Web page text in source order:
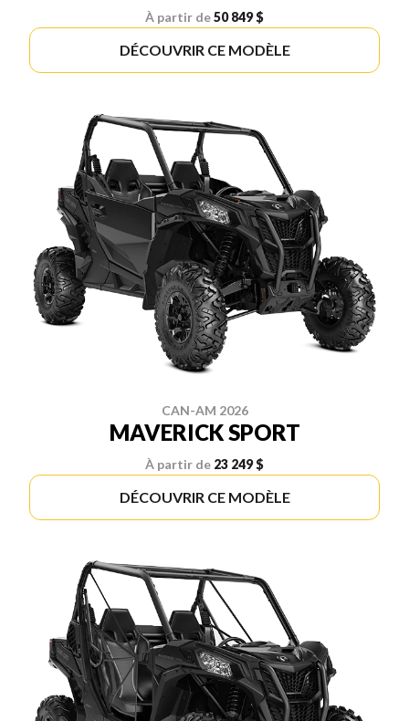
À partir de50 849 $
DÉCOUVRIR CE MODÈLE
CAN-AM 2026
MAVERICK SPORT
À partir de 23 249 $
DÉCOUVRIR CE MODÈLE